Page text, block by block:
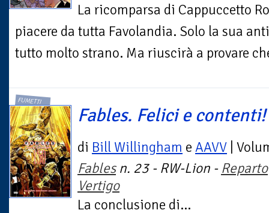
La ricomparsa di Cappuccetto
piacere da tutta Favolandia. Solo la sua
tutto molto strano. Ma riuscirà a provare
FUMETTI
Fables. Felici e contenti!
di Bill Willingham e AAVV |
Fablesn. 23 - RW-Lion - Reparto
Vertigo
La conclusione di...